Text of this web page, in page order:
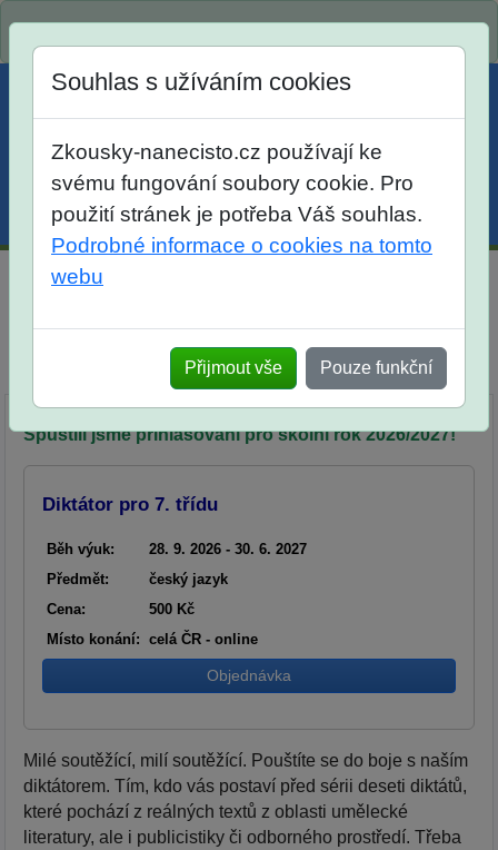
Menu Účet Košík
Síň slávy
Souhlas s užíváním cookies
Zkousky-nanecisto.cz používají ke
svému fungování soubory cookie. Pro
použití stránek je potřeba Váš souhlas.
Podrobné informace o cookies na tomto
webu
Přijmout vše Pouze funkční
Spustili jsme přihlašování pro školní rok 2026/2027!
Milé soutěžící, milí soutěžící. Pouštíte se do boje s naším
diktátorem. Tím, kdo vás postaví před sérii deseti diktátů,
které pochází z reálných textů z oblasti umělecké
literatury, ale i publicistiky či odborného prostředí. Třeba
Diktátor pro 7. třídu
Běh výuk:
28. 9. 2026 - 30. 6. 2027
Předmět:
český jazyk
Cena:
500 Kč
Místo konání: celá ČR - online
Objednávka